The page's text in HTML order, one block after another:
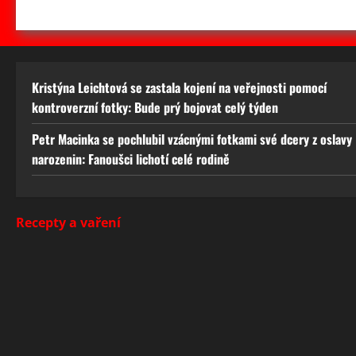
Kristýna Leichtová se zastala kojení na veřejnosti pomocí
kontroverzní fotky: Bude prý bojovat celý týden
Petr Macinka se pochlubil vzácnými fotkami své dcery z oslavy
narozenin: Fanoušci lichotí celé rodině
Recepty a vaření